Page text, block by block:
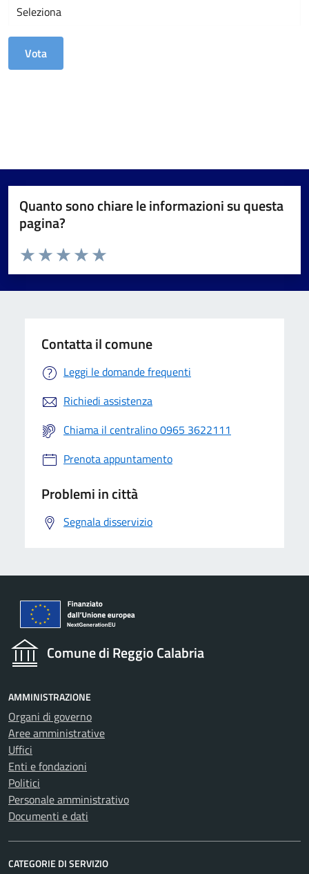
Quanto sono chiare le informazioni su questa
pagina?
Valuta da 1 a 5 stelle la pagina
Valuta 5 stelle su 5
Valuta 4 stelle su 5
Valuta 3 stelle su 5
Valuta 2 stelle su 5
Valuta 1 stelle su 5
Contatta il comune
Leggi le domande frequenti
Richiedi assistenza
Chiama il centralino 0965 3622111
Prenota appuntamento
Problemi in città
Segnala disservizio
Comune di Reggio Calabria
AMMINISTRAZIONE
Organi di governo
Aree amministrative
Uffici
Enti e fondazioni
Politici
Personale amministrativo
Documenti e dati
CATEGORIE DI SERVIZIO